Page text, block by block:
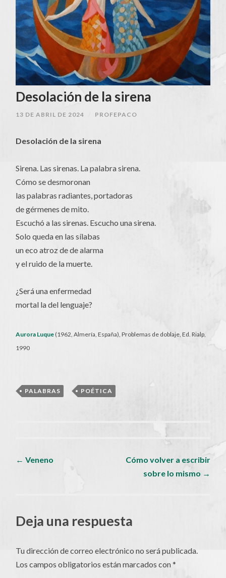
Desolación de la sirena
13 DE ABRIL DE 2024 PROFEPACO
Desolación de la sirena
Sirena. Las sirenas. La palabra sirena.
Cómo se desmoronan
las palabras radiantes, portadoras
de gérmenes de mito.
Escuchó a las sirenas. Escucho una sirena.
Solo queda en las sílabas
un eco atroz de de alarma
y el ruido de la muerte.
¿Será una enfermedad
mortal la del lenguaje?
Aurora Luque (1962, Almería, España), Problemas de doblaje, Ed. Rialp,
1990
PALABRAS , POÉTICA
Navegador
artículos
← Veneno
Cómo volver a escribir
sobre lo mismo →
Deja una respuesta
Tu dirección de correo electrónico no será publicada.
Los campos obligatorios están marcados con*